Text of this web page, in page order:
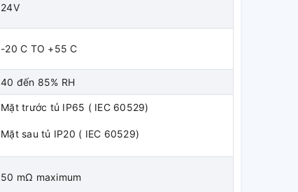
24V
-20 C TO +55 C
40 đến 85% RH
Mặt trước tủ IP65 ( IEC 60529)
Mặt sau tủ IP20 ( IEC 60529)
50 mΩ maximum